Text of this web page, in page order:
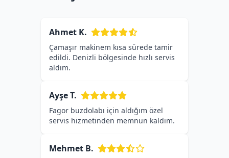
Ahmet K.
Çamaşır makinem kısa sürede tamir
edildi. Denizli bölgesinde hızlı servis
aldım.
Ayşe T.
Fagor buzdolabı için aldığım özel
servis hizmetinden memnun kaldım.
Mehmet B.